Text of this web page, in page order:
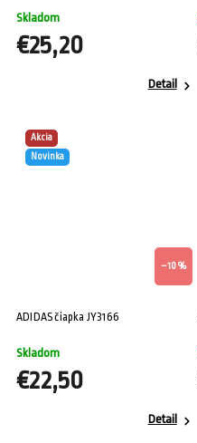
Skladom
€25,20
Detail
Akcia
Novinka
–10 %
ADIDAS čiapka JY3166
Skladom
€22,50
Detail